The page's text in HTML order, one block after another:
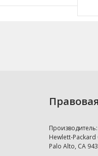
Производитель:
Hewlett-
Palo Alto, CA